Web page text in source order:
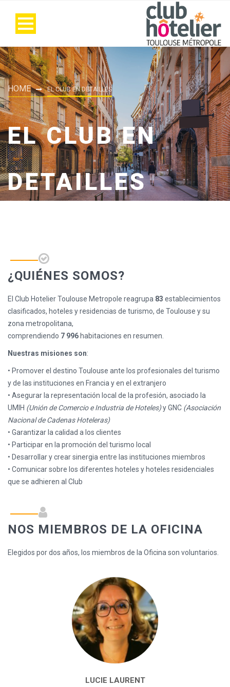
HOME EL CLUB EN DETAILLES
EL CLUB EN
DETAILLES
¿QUIÉNES SOMOS?
El Club Hotelier Toulouse Metropole reagrupa 83 establecimientos
clasificados, hoteles y residencias de turismo, de Toulouse y su
zona metropolitana,
comprendiendo 7 996 habitaciones en resumen.
Nuestras misiones son:
• Promover el destino Toulouse ante los profesionales del turismo
y de las instituciones en Francia y en el extranjero
• Asegurar la representación local de la profesión, asociado la
UMIH (Unión de Comercio e Industria de Hoteles)y GNC (Asociación
Nacional de Cadenas Hoteleras)
• Garantizar la calidad a los clientes
• Participar en la promoción del turismo local
• Desarrollar y crear sinergia entre las instituciones miembros
• Comunicar sobre los diferentes hoteles y hoteles residenciales
que se adhieren al Club
NOS MIEMBROS DE LA OFICINA
Elegidos por dos años, los miembros de la Oficina son voluntarios.
LUCIE LAURENT